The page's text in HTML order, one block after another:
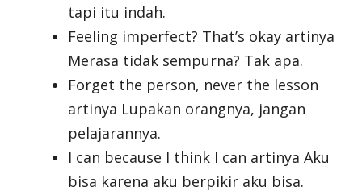
tapi itu indah.
Feeling imperfect? That’s okay artinya
Merasa tidak sempurna? Tak apa.
Forget the person, never the lesson
artinya Lupakan orangnya, jangan
pelajarannya.
I can because I think I can artinya Aku
bisa karena aku berpikir aku bisa.